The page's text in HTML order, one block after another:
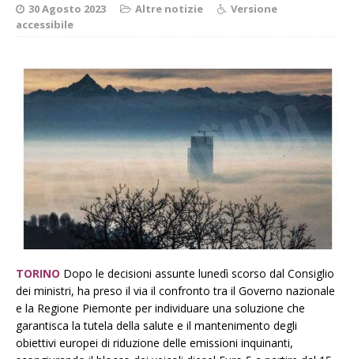
30 Agosto 2023 Altre notizie
Versione
accessibile
TORINO Dopo le decisioni assunte lunedì scorso dal Consiglio
dei ministri, ha preso il via il confronto tra il Governo nazionale
e la Regione Piemonte per individuare una soluzione che
garantisca la tutela della salute e il mantenimento degli
obiettivi europei di riduzione delle emissioni inquinanti,